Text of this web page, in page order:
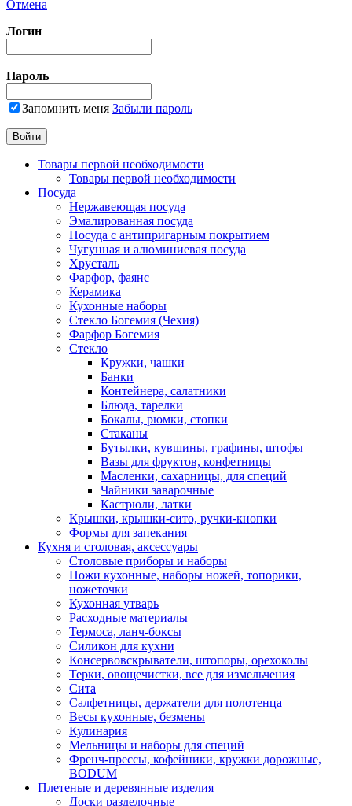
Отмена
Логин
Пароль
Запомнить меня Забыли пароль
Товары первой необходимости
Товары первой необходимости
Посуда
Нержавеющая посуда
Эмалированная посуда
Посуда с антипригарным покрытием
Чугунная и алюминиевая посуда
Хрусталь
Фарфор, фаянс
Керамика
Кухонные наборы
Стекло Богемия (Чехия)
Фарфор Богемия
Стекло
Кружки, чашки
Банки
Контейнера, салатники
Блюда, тарелки
Бокалы, рюмки, стопки
Стаканы
Бутылки, кувшины, графины, штофы
Вазы для фруктов, конфетницы
Масленки, сахарницы, для специй
Чайники заварочные
Кастрюли, латки
Крышки, крышки-сито, ручки-кнопки
Формы для запекания
Кухня и столовая, аксессуары
Столовые приборы и наборы
Ножи кухонные, наборы ножей, топорики,
ножеточки
Кухонная утварь
Расходные материалы
Термоса, ланч-боксы
Силикон для кухни
Консервовскрыватели, штопоры, орехоколы
Терки, овощечистки, все для измельчения
Сита
Салфетницы, держатели для полотенца
Весы кухонные, безмены
Кулинария
Мельницы и наборы для специй
Френч-прессы, кофейники, кружки дорожные,
BODUM
Плетеные и деревянные изделия
Доски разделочные